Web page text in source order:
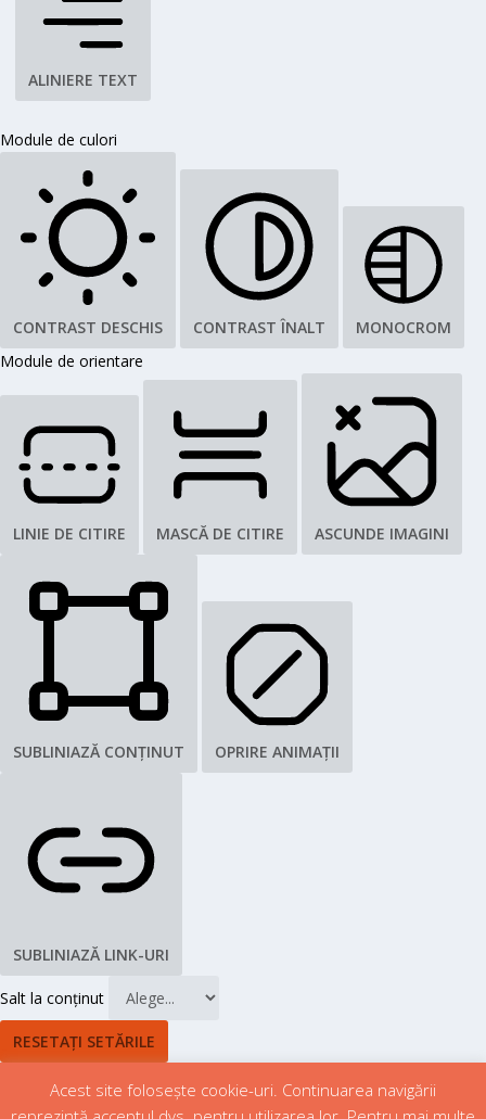
ALINIERE TEXT
Module de culori
CONTRAST DESCHIS CONTRAST ÎNALT
MONOCROM
Module de orientare
LINIE DE CITIRE MASCĂ DE CITIRE ASCUNDE IMAGINI
SUBLINIAZĂ CONȚINUT OPRIRE ANIMAȚII
SUBLINIAZĂ LINK-URI
Salt la conținut
RESETAȚI SETĂRILE
Acest site folosește cookie-uri. Continuarea navigării